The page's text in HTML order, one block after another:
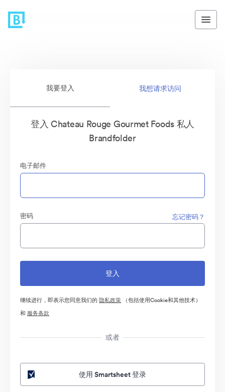
我要登入 我想请求访问
登入 Chateau Rouge Gourmet Foods 私人
Brandfolder
电子邮件
密码 忘记密码？
继续进行，即表示您同意我们的 隐私政策 （包括使用Cookie和其他技术）
和 服务条款
或者
使用 Smartsheet 登录